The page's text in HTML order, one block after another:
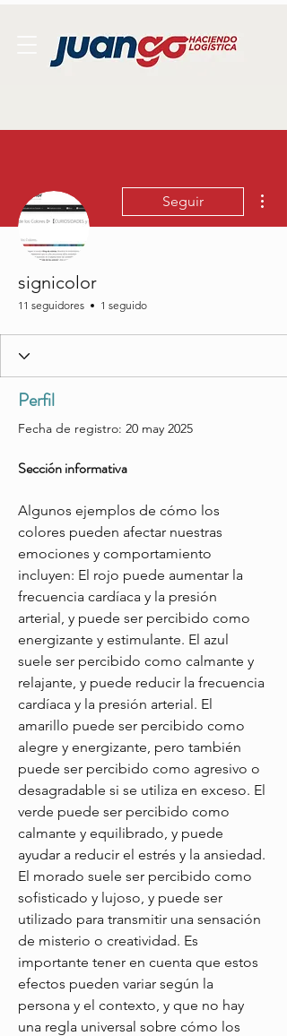
Seguir
signicolor
11 seguidores 1 seguido
Perfil
Fecha de registro: 20 may 2025
Sección informativa
Algunos ejemplos de cómo los
colores pueden afectar nuestras
emociones y comportamiento
incluyen: El rojo puede aumentar la
frecuencia cardíaca y la presión
arterial, y puede ser percibido como
energizante y estimulante. El azul
suele ser percibido como calmante y
relajante, y puede reducir la frecuencia
cardíaca y la presión arterial. El
amarillo puede ser percibido como
alegre y energizante, pero también
puede ser percibido como agresivo o
desagradable si se utiliza en exceso. El
verde puede ser percibido como
calmante y equilibrado, y puede
ayudar a reducir el estrés y la ansiedad.
El morado suele ser percibido como
sofisticado y lujoso, y puede ser
utilizado para transmitir una sensación
de misterio o creatividad. Es
importante tener en cuenta que estos
efectos pueden variar según la
persona y el contexto, y que no hay
una regla universal sobre cómo los